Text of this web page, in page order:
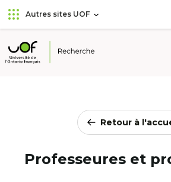
Aller
au
principal
Passer
au
Autres sites UOF
Université
Retour à
Professeures et